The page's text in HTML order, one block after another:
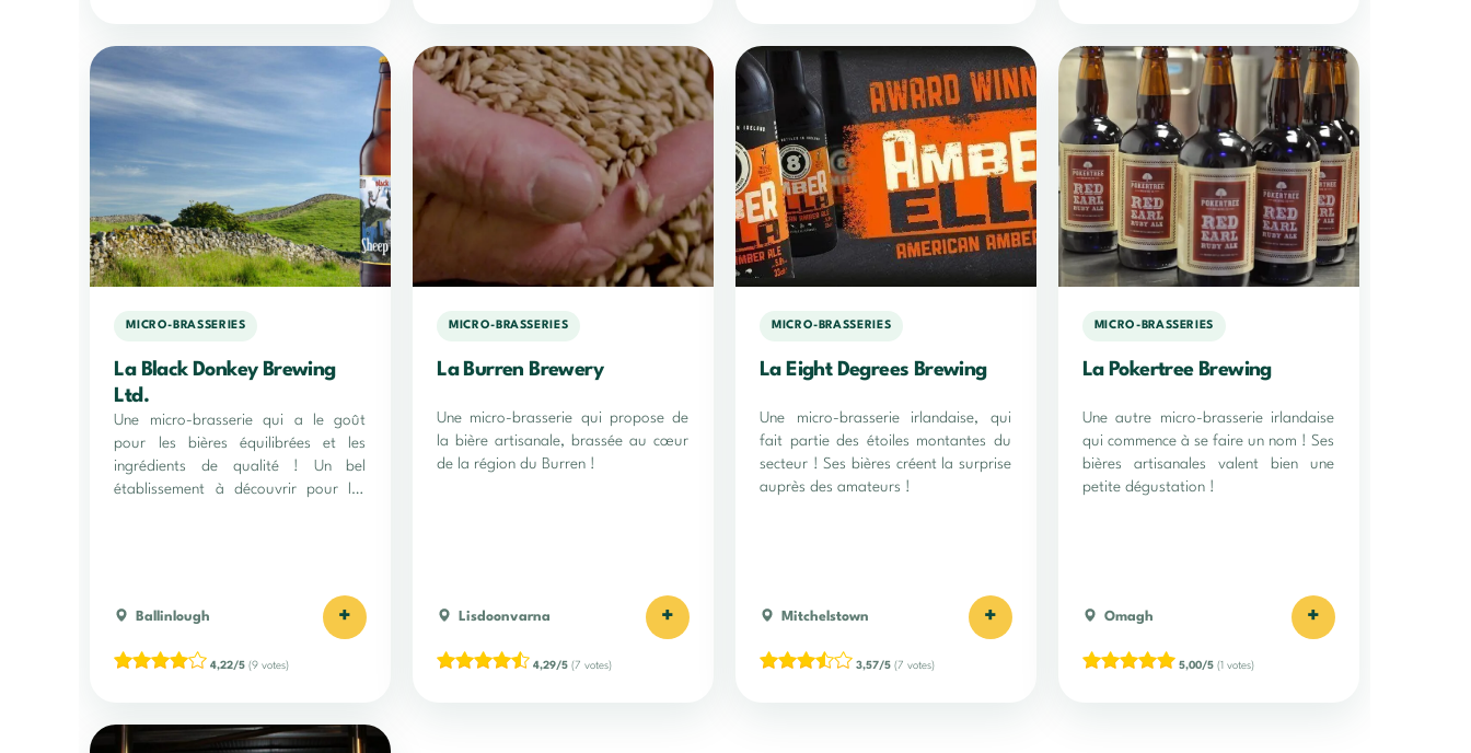
MICRO-BRASSERIES
La Black Donkey Brewing
Ltd.
Une micro-brasserie qui a le goût
pour les bières équilibrées et les
ingrédients de qualité ! Un bel
établissement à découvrir pour les
Ballinlough +
4,22/5 (9 votes)
MICRO-BRASSERIES
La Burren Brewery
Une micro-brasserie qui propose de
la bière artisanale, brassée au cœur
de la région du Burren !
Lisdoonvarna +
4,29/5 (7 votes)
MICRO-BRASSERIES
La Eight Degrees Brewing
Une micro-brasserie irlandaise, qui
fait partie des étoiles montantes du
secteur ! Ses bières créent la surprise
auprès des amateurs !
Mitchelstown +
3,57/5 (7 votes)
MICRO-BRASSERIES
La Pokertree Brewing
Une autre micro-brasserie irlandaise
qui commence à se faire un nom ! Ses
bières artisanales valent bien une
petite dégustation !
Omagh +
5,00/5(1 votes)